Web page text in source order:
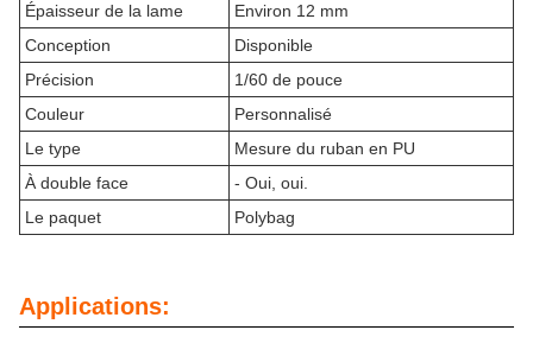
Épaisseur de la lame
Environ 12 mm
Conception
Disponible
Précision
1/60 de pouce
Couleur
Personnalisé
Le type
Mesure du ruban en PU
À double face
- Oui, oui.
Le paquet
Polybag
Applications: